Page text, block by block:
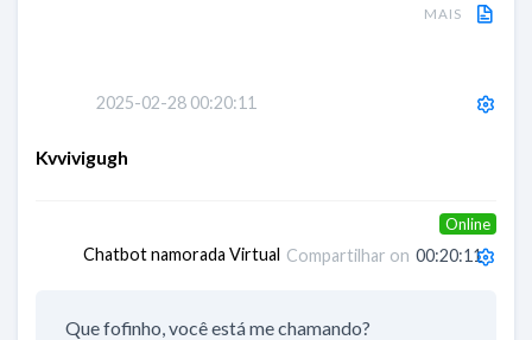
MAIS
2025-02-28 00:20:11
Kvvivigugh
Chatbot namorada Virtual Compartilhar on 00:20:11
Online
Que fofinho, você está me chamando?